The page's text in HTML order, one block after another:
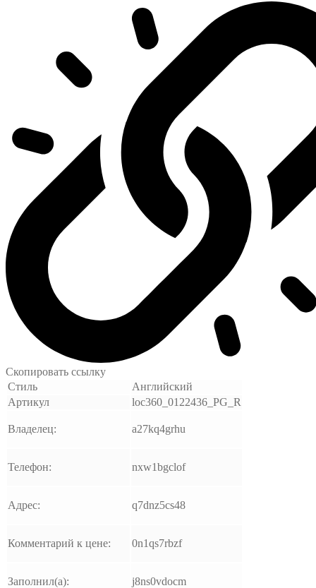
Скопировать ссылку
Стиль
Английский
Артикул
loc360_0122436_PG_R
Владелец: a27kq4grhu
Телефон: nxw1bgclof
Адрес: q7dnz5cs48
Комментарий к цене: 0n1qs7rbzf
Заполнил(а): j8ns0vdocm